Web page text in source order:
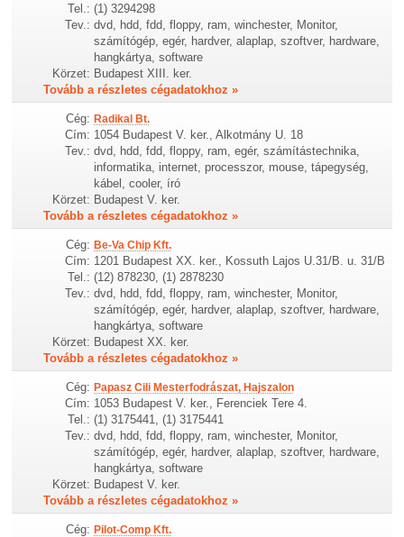
Tel.: (1) 3294298
Tev.: dvd, hdd, fdd, floppy, ram, winchester, Monitor,
számítógép, egér, hardver, alaplap, szoftver, hardware,
hangkártya, software
Körzet: Budapest XIII. ker.
Tovább a részletes cégadatokhoz »
Cég: Radikal Bt.
Cím: 1054 Budapest V. ker., Alkotmány U. 18
Tev.: dvd, hdd, fdd, floppy, ram, egér, számítástechnika,
informatika, internet, processzor, mouse, tápegység,
kábel, cooler, író
Körzet: Budapest V. ker.
Tovább a részletes cégadatokhoz »
Cég: Be-Va Chip Kft.
Cím: 1201 Budapest XX. ker., Kossuth Lajos U.31/B. u. 31/B
Tel.: (12) 878230, (1) 2878230
Tev.: dvd, hdd, fdd, floppy, ram, winchester, Monitor,
számítógép, egér, hardver, alaplap, szoftver, hardware,
hangkártya, software
Körzet: Budapest XX. ker.
Tovább a részletes cégadatokhoz »
Cég: Papasz Cili Mesterfodrászat, Hajszalon
Cím: 1053 Budapest V. ker., Ferenciek Tere 4.
Tel.: (1) 3175441, (1) 3175441
Tev.: dvd, hdd, fdd, floppy, ram, winchester, Monitor,
számítógép, egér, hardver, alaplap, szoftver, hardware,
hangkártya, software
Körzet: Budapest V. ker.
Tovább a részletes cégadatokhoz »
Cég: Pilot-Comp Kft.